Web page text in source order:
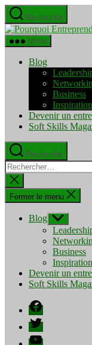
Aller
au
contenu
Recherche
Menu
Blog
Business
Inspiration
Devenir un
Soft Skills
Recherche
Rechercher :
Fermer
la
recherche
Fermer le menu
Blog Afficher
le
sous-
menu
Business
Inspiration
Devenir un
Soft Skills
Facebook
Twitter
YouTube